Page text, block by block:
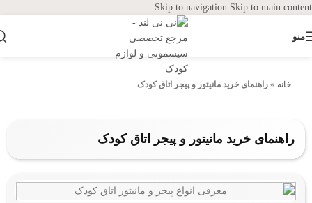
Skip to navigation Skip to main content
منو
خانه » راهنمای خرید مانیتور و پیجر اتاق کودک
راهنمای خرید مانیتور و پیجر اتاق کودک